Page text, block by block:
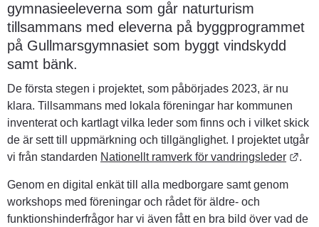
gymnasieeleverna som går naturturism
tillsammans med eleverna på byggprogrammet
på Gullmarsgymnasiet som byggt vindskydd
samt bänk.
De första stegen i projektet, som påbörjades 2023, är nu
klara. Tillsammans med lokala föreningar har kommunen
inventerat och kartlagt vilka leder som finns och i vilket skick
de är sett till uppmärkning och tillgänglighet. I projektet utgår
vi från standarden Nationellt ramverk för vandringsleder .
Genom en digital enkät till alla medborgare samt genom
workshops med föreningar och rådet för äldre- och
funktionshinderfrågor har vi även fått en bra bild över vad de